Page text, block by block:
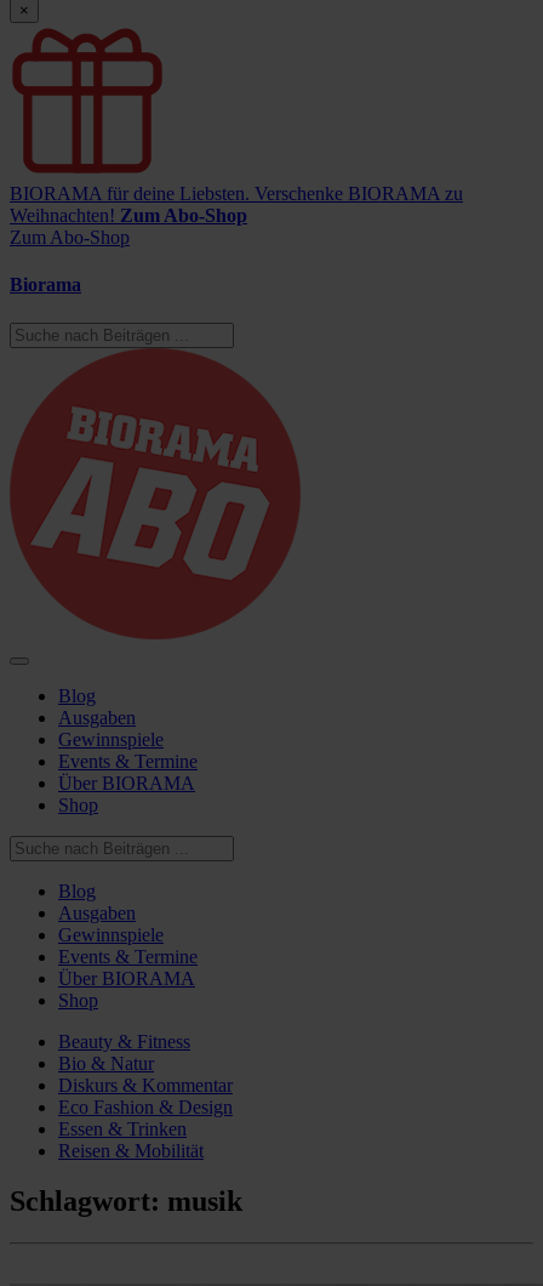
×
BIORAMA für deine Liebsten. Verschenke BIORAMA zu
Weihnachten! Zum Abo-Shop
Zum Abo-Shop
Biorama
Blog
Ausgaben
Gewinnspiele
Events & Termine
Über BIORAMA
Shop
Blog
Ausgaben
Gewinnspiele
Events & Termine
Über BIORAMA
Shop
Beauty & Fitness
Bio & Natur
Diskurs & Kommentar
Eco Fashion & Design
Essen & Trinken
Reisen & Mobilität
Schlagwort: musik